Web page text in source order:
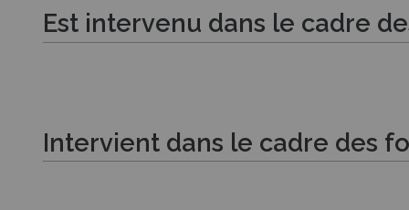
Est intervenu dans le cadre
Intervient dans le cadre des